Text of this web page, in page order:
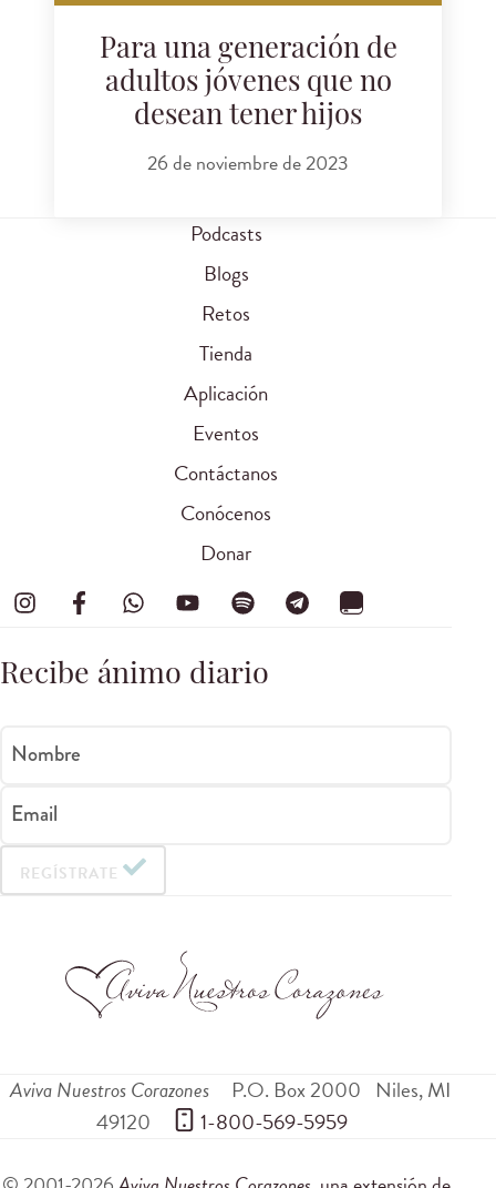
Para una generación de
adultos jóvenes que no
desean tener hijos
26 de noviembre de 2023
Podcasts
Blogs
Retos
Tienda
Aplicación
Eventos
Contáctanos
Conócenos
Donar
Recibe ánimo diario
Nombre
Email
REGÍSTRATE
Aviva Nuestros Corazones P.O. Box 2000 Niles,MI
49120
1-800-569-5959